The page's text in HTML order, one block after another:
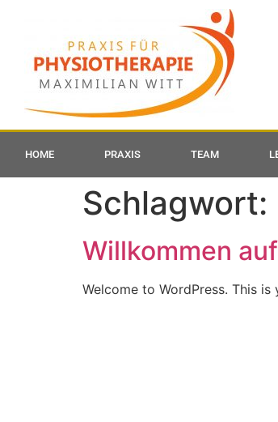
HOME PRAXIS TEAM
Schlagwort:
Willkommen
Welcome to WordPress. This